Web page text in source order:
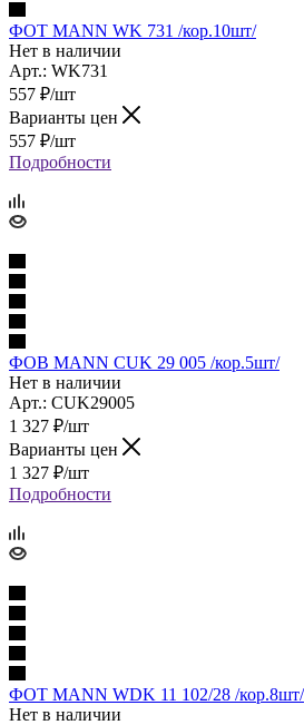
ФОТ MANN WK 731 /кор.10шт/
Нет в наличии
Арт.: WK731
557 ₽/шт
Варианты цен
557 ₽/шт
Подробности
ФОВ MANN CUK 29 005 /кор.5шт/
Нет в наличии
Арт.: CUK29005
1 327 ₽/шт
Варианты цен
1 327 ₽/шт
Подробности
ФОТ MANN WDK 11 102/28 /кор.8шт/
Нет в наличии